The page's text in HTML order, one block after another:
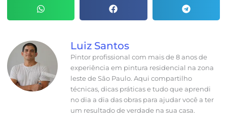
Luiz Santos
Pintor profissional com mais de 8 anos de
experiência em pintura residencial na zona
leste de São Paulo. Aqui compartilho
técnicas, dicas práticas e tudo que aprendi
no dia a dia das obras para ajudar você a ter
um resultado de verdade na sua casa.